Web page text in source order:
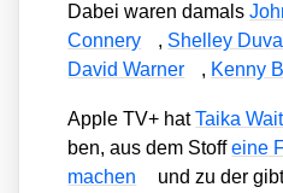
Dabei waren damals
Con­nery
, Shel­ley Duvall
David War­ner
, Ken­ny
Apple TV+ hatTaika
ben, aus dem Stoffeine
machen
und zu der